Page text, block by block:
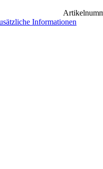
Informationen